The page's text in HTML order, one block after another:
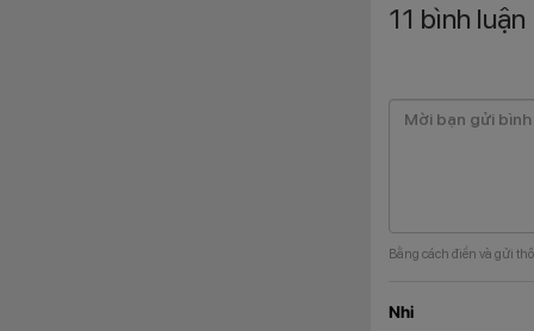
được nhiều ánh
mọi điều kiện
11 bình luận
Bằng cách điền và gửi
Nhi